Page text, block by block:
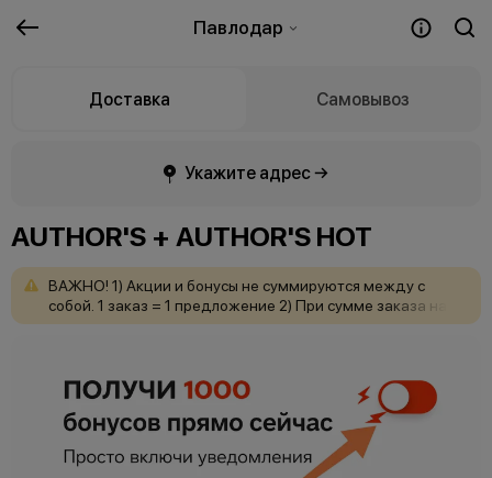
Павлодар
Доставка Самовывоз
Укажите адрес →
AUTHOR'S + AUTHOR'S HOT
ВАЖНО! 1) Акции и бонусы не суммируются между с
собой. 1 заказ = 1 предложение 2) При сумме заказа на
самовывозот5000Тмывыставляемудаленныйсчётна